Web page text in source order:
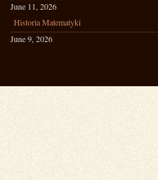
June 11, 2026
Historia Matematyki
June 9, 2026